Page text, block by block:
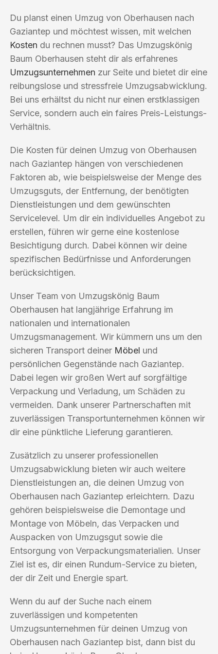
Du planst einen Umzug von Oberhausen nach
Gaziantep und möchtest wissen, mit welchen
Kosten du rechnen musst? Das Umzugskönig
Baum Oberhausen steht dir als erfahrenes
Umzugsunternehmen zur Seite und bietet dir eine
reibungslose und stressfreie Umzugsabwicklung.
Bei uns erhältst du nicht nur einen erstklassigen
Service, sondern auch ein faires Preis-Leistungs-
Verhältnis.
Die Kosten für deinen Umzug von Oberhausen
nach Gaziantep hängen von verschiedenen
Faktoren ab, wie beispielsweise der Menge des
Umzugsguts, der Entfernung, der benötigten
Dienstleistungen und dem gewünschten
Servicelevel. Um dir ein individuelles Angebot zu
erstellen, führen wir gerne eine kostenlose
Besichtigung durch. Dabei können wir deine
spezifischen Bedürfnisse und Anforderungen
berücksichtigen.
Unser Team von Umzugskönig Baum
Oberhausen hat langjährige Erfahrung im
nationalen und internationalen
Umzugsmanagement. Wir kümmern uns um den
sicheren Transport deiner Möbel und
persönlichen Gegenstände nach Gaziantep.
Dabei legen wir großen Wert auf sorgfältige
Verpackung und Verladung, um Schäden zu
vermeiden. Dank unserer Partnerschaften mit
zuverlässigen Transportunternehmen können wir
dir eine pünktliche Lieferung garantieren.
Zusätzlich zu unserer professionellen
Umzugsabwicklung bieten wir auch weitere
Dienstleistungen an, die deinen Umzug von
Oberhausen nach Gaziantep erleichtern. Dazu
gehören beispielsweise die Demontage und
Montage von Möbeln, das Verpacken und
Auspacken von Umzugsgut sowie die
Entsorgung von Verpackungsmaterialien. Unser
Ziel ist es, dir einen Rundum-Service zu bieten,
der dir Zeit und Energie spart.
Wenn du auf der Suche nach einem
zuverlässigen und kompetenten
Umzugsunternehmen für deinen Umzug von
Oberhausen nach Gaziantep bist, dann bist du